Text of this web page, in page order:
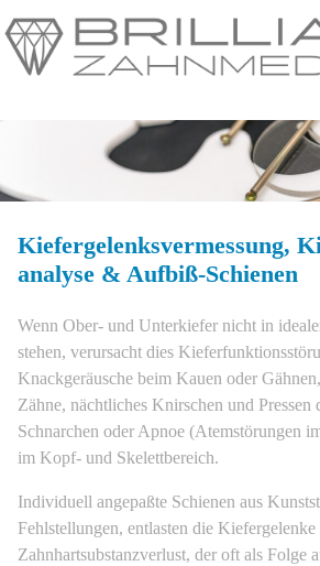
Kiefergelenks­vermessung,
analyse & Aufbiß-Schienen
Wenn Ober- und Unterkiefer nicht in
stehen, verursacht dies
Knackgeräusche beim Kauen oder
Zähne, nächtliches Knirschen und Pressen
Schnarchen oder Apnoe (Atemstörungen
im Kopf- und Skelettbereich.
Individuell angepaßte Schienen aus
Fehlstellungen, entlasten die
Zahnhartsubstanzverlust, der oft als Folge